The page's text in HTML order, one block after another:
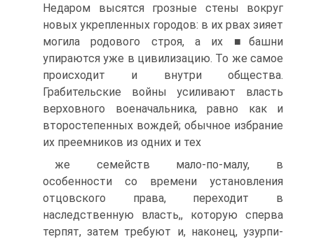
Недаром высятся грозные стены вокруг
новых укреплен­ных городов: в их рвах зияет
могила родового строя, а их ■башни
упираются уже в цивилизацию. То же самое
происхо­дит и внутри общества.
Грабительские войны усиливают власть
верховного военачальника, равно как и
второстепен­ных вождей; обычное избрание
их преемников из одних и тех
же семейств мало-по-малу, в
особенности со времени установ­ления
отцовского права, переходит в
наследственную власть,, которую сперва
терпят, затем требуют и, наконец, узурпи­